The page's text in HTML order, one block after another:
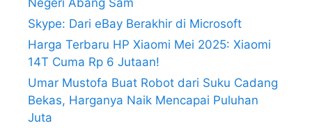
Negeri Abang Sam
Skype: Dari eBay Berakhir di Microsoft
Harga Terbaru HP Xiaomi Mei 2025: Xiaomi
14T Cuma Rp 6 Jutaan!
Umar Mustofa Buat Robot dari Suku Cadang
Bekas, Harganya Naik Mencapai Puluhan
Juta